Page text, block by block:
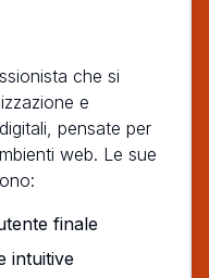
che si
e
pensate per
web. Le sue
finale
intuitive